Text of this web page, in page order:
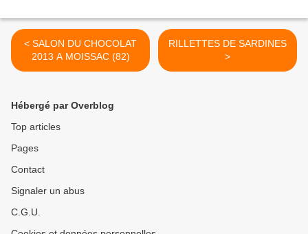
< SALON DU CHOCOLAT
2013 A MOISSAC (82)
RILLETTES DE SARDINES
>
Hébergé par Overblog
Top articles
Pages
Contact
Signaler un abus
C.G.U.